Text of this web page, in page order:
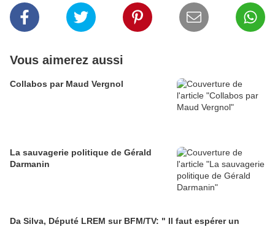
Vous aimerez aussi
Collabos par Maud Vergnol
La sauvagerie politique de Gérald
Darmanin
Da Silva, Député LREM sur BFM/TV: " Il faut espérer un